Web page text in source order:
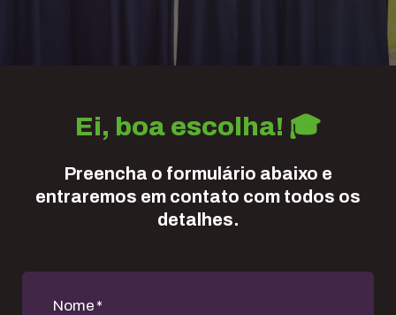
Ei, boa escolha! 🎓
Preencha o formulário abaixo e
entraremos em contato com todos os
detalhes.
Nome *